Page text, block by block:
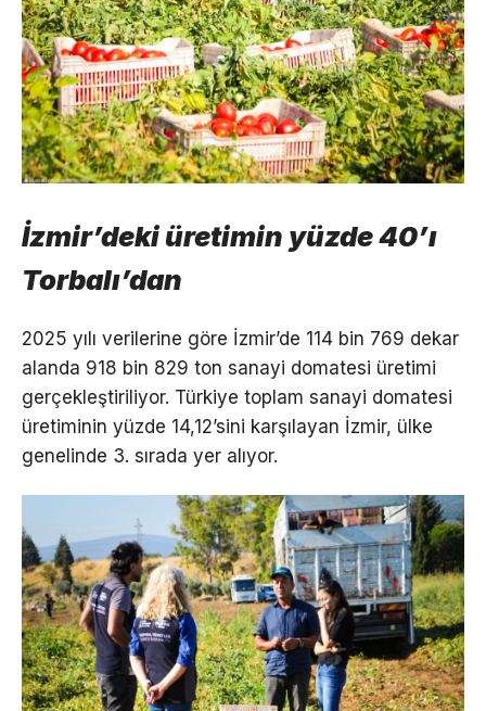
İzmir’deki üretimin yüzde 40’ı
Torbalı’dan
2025 yılı verilerine göre İzmir’de 114 bin 769 dekar
alanda 918 bin 829 ton sanayi domatesi üretimi
gerçekleştiriliyor. Türkiye toplam sanayi domatesi
üretiminin yüzde 14,12’sini karşılayan İzmir, ülke
genelinde 3. sırada yer alıyor.